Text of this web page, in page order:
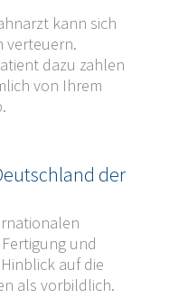
kann sich
verteuern.
dazu zahlen
von Ihrem
der
und
auf die
als vorbildlich.